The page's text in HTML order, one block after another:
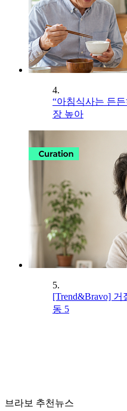
4.
“아침식사는 든
장 높아
5.
[Trend&Bravo]
동 5
브라보 추천뉴스